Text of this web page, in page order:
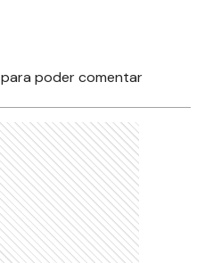
para poder comentar